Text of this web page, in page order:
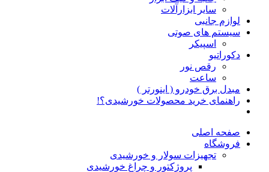
سایر ابزارآلات
لوازم جانبی
سیستم های صوتی
اسپیکر
دکوراتیو
رقص نور
ساعت
مبدل برق خودرو ( اینورتر )
راهنمای خرید محصولات خورشیدی؟!
صفحه اصلی
فروشگاه
تجهیزات سولار و خورشیدی
پروژکتور و چراغ خورشیدی